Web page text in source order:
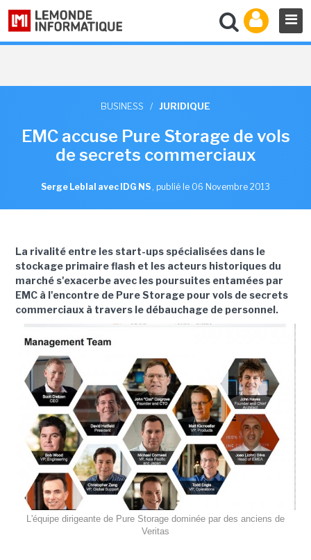
BUSINESS / JURIDIQUE
EMC accuse Pure Storage de vols
de secrets commerciaux
Serge Leblal avec IDG NS , publié le 06 Novembre 2013
La rivalité entre les start-ups spécialisées dans le
stockage primaire flash et les acteurs historiques du
marché s'exacerbe avec les poursuites entamées par
EMC à l'encontre de Pure Storage pour vols de secrets
commerciaux à travers le débauchage de personnel.
L'équipe dirigeante de Pure Storage dominée par des anciens de
Veritas